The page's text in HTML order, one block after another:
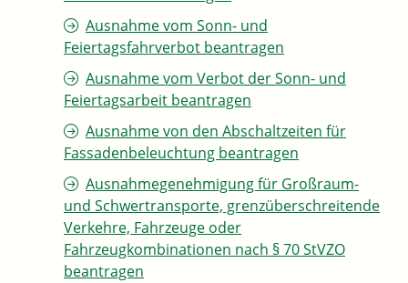
Ausnahme vom Sonn- und
Feiertagsfahrverbot beantragen
Ausnahme vom Verbot der Sonn- und
Feiertagsarbeit beantragen
Ausnahme von den Abschaltzeiten für
Fassadenbeleuchtung beantragen
Ausnahmegenehmigung für Großraum-
und Schwertransporte, grenzüberschreitende
Verkehre, Fahrzeuge oder
Fahrzeugkombinationen nach § 70 StVZO
beantragen